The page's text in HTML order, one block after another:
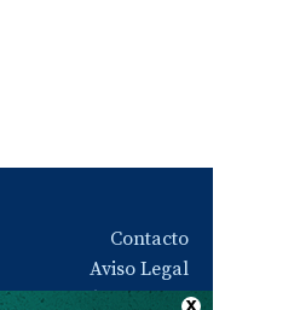
Contacto
Aviso Legal
Quiénes somos